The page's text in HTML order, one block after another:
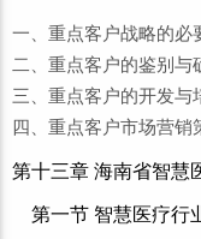
一、重点客户战略的必
二、重点客户的鉴别与
三、重点客户的开发与
四、重点客户市场营销
第十三章 海南省智慧
第一节 智慧医疗行